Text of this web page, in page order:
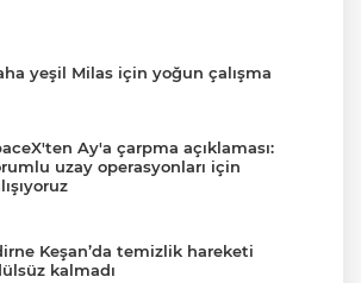
yeşil Milas için yoğun çalışma
Ay'a çarpma açıklaması:
uzay operasyonları için
Keşan’da temizlik hareketi
kalmadı